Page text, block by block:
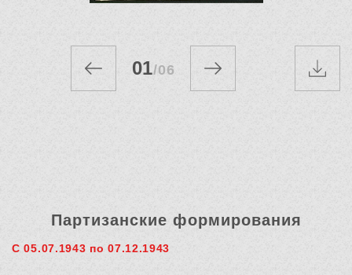
01/06
Партизанские формирования
С 05.07.1943 по 07.12.1943